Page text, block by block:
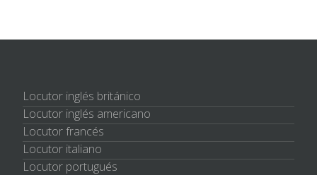
Locutor inglés británico
Locutor inglés americano
Locutor francés
Locutor italiano
Locutor portugués